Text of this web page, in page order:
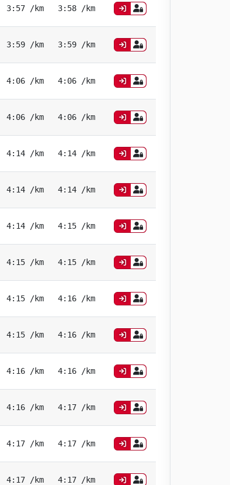
3:57 /km 3:58 /km
3:59 /km 3:59 /km
4:06 /km 4:06 /km
4:06 /km 4:06 /km
4:14 /km 4:14 /km
4:14 /km 4:14 /km
4:14 /km 4:15 /km
4:15 /km 4:15 /km
4:15 /km 4:16 /km
4:15 /km 4:16 /km
4:16 /km 4:16 /km
4:16 /km 4:17 /km
4:17 /km 4:17 /km
4:17 /km 4:17 /km